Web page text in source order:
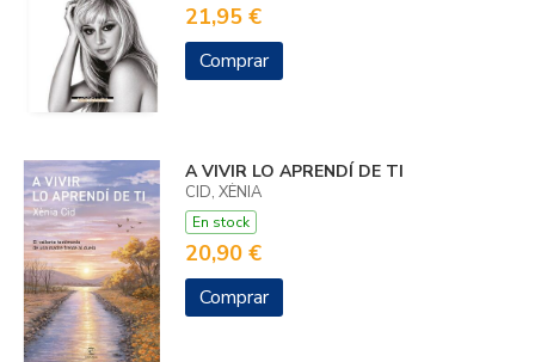
21,95 €
Comprar
A VIVIR LO APRENDÍ DE TI
CID, XÈNIA
En stock
20,90 €
Comprar